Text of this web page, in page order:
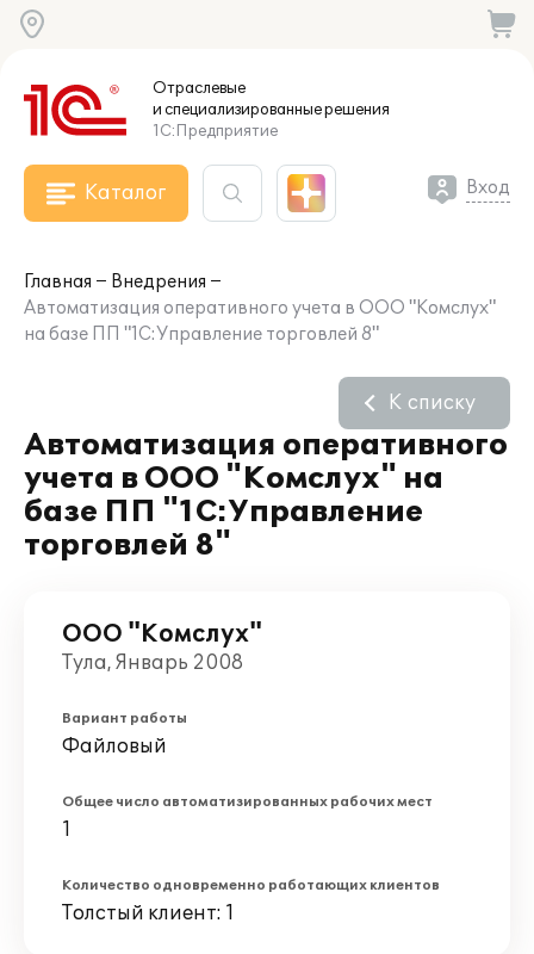
Отраслевые
и специализированныерешения
1С:Предприятие
Каталог Вход
Главная
Внедрения
Автоматизация оперативного учета в ООО "Комслух"
на базе ПП "1С:Управление торговлей 8"
Автоматизация оперативного
учета в ООО "Комслух" на
базе ПП "1С:Управление
торговлей 8"
К списку
ООО "Комслух"
Тула, Январь 2008
Вариант работы
Файловый
Общее число автоматизированных рабочих мест
1
Количество одновременно работающих клиентов
Толстый клиент: 1